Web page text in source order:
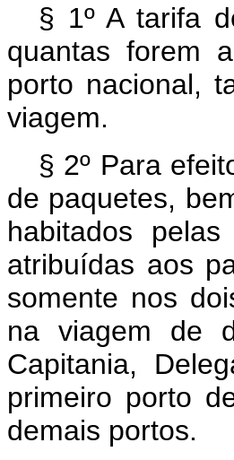
§ 1º A tarifa
quantas forem
porto nacional,
viagem.
§ 2º Para
de paquetes,
habitados
atribuídas aos
somente nos
na viagem de
Capitania,
primeiro porto
demais portos.